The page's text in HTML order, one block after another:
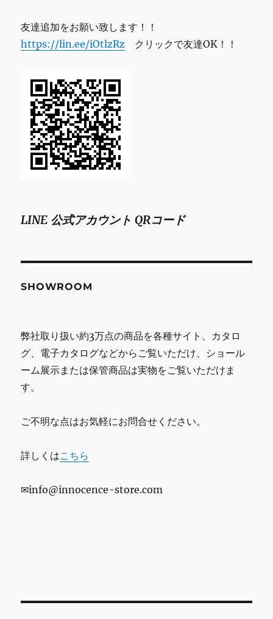
友達追加をお願い致します！！
https://lin.ee/iOtlzRz クリックで友達OK！！
LINE 公式アカウント QRコード
SHOWROOM
弊社取り扱い約3万点の商品を各種サイト、カタロ
グ、電子カタログなどからご覧いただけ、ショール
ーム展示または保管商品は実物をご覧いただけま
す。
ご不明な点はお気軽にお問合せください。
詳しくはこちら
✉info@innocence-store.com